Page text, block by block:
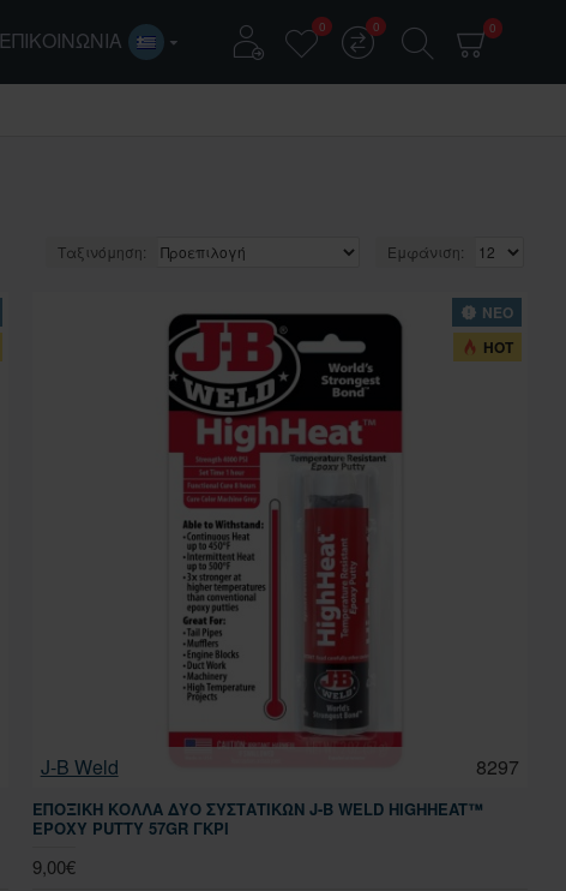
ΕΠΙΚΟΙΝΩΝΊΑ
0 0 0
Ταξινόμηση: Εμφάνιση:
ΝΕΟ
HOT
J-B Weld 8297
ΕΠΟΞΙΚΉ ΚΌΛΛΑ ΔΎΟ ΣΥΣΤΑΤΙΚΏΝ J-B WELD HIGHHEAT™
EPOXY PUTTY 57GR ΓΚΡΙ
9,00€